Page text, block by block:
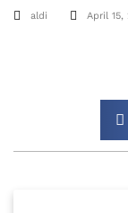
aldi April 15,